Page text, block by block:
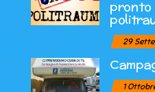
pronto
29
1